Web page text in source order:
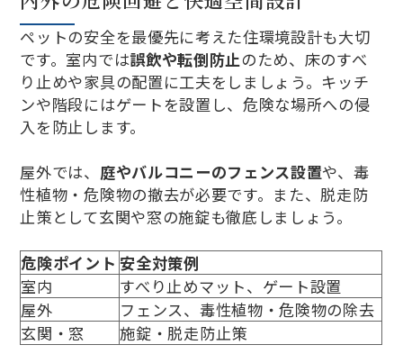
ペットの安全を最優先に考えた住環境設計も大切
です。室内では誤飲や転倒防止のため、床のすべ
り止めや家具の配置に工夫をしましょう。キッチ
ンや階段にはゲートを設置し、危険な場所への侵
入を防止します。
屋外では、 庭やバルコニーのフェンス設置や、毒
性植物・危険物の撤去が必要です。また、脱走防
止策として玄関や窓の施錠も徹底しましょう。
危険ポイント 安全対策例
室内
すべり止めマット、ゲート設置
屋外
フェンス、毒性植物・危険物の除去
玄関・窓
施錠・脱走防止策